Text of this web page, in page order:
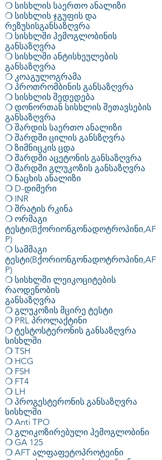
❍ სისხლის საერთო ანალიზი
❍ სისხლის ჯგუფის და
რეზუსისგანსაზღვრა
❍ სისხლში ჰემოგლობინის
განსაზღვრა
❍ სისხლში ანტისხეულების
განსაზღვრა
❍ კოაგულოგრამა
❍ პროთრომბინის განსაზღვრა
❍ სისხლის შედედება
❍ დონორთან სისხლის შეთავსების
განსაზღვრა
❍ შარდის საერთო ანალიზი
❍ შარდში ცილის განსზღვრა
❍ ზიმნიცკის ცდა
❍ შარდში აცეტონის განსაზღვრა
❍ შარდში გლუკოზის განსაზღვრა
❍ ნაცხის ანალიზი
❍ D-დიმერი
❍ INR
❍ შრატის რკინა
❍ ორმაგი
ტესტი(Bქორიონგონადოტროპინი,AF
P)
❍ სამმაგი
ტესტი(Bქორიონგონადოტროპინი,AF
P)
❍ სისხლში ლეიკოციტების
რაოდენობის
განსაზღვრა
❍ გლუკოზის მცირე ტესტი
❍ PRL პროლაქტინი
❍ ტესტოსტერონის განსაზღვრა
სისხლში
❍ TSH
❍ HCG
❍ FSH
❍ FT4
❍ LH
❍ პროგესტერონის განსაზღვრა
სისხლში
❍ Anti TPO
❍ გლიკოზირებული ჰემოგლობინი
❍ GA 125
❍ AFT ალფაფეტოპროტეინი